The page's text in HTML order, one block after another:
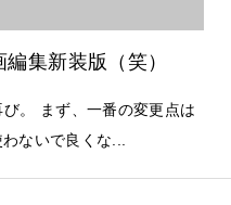
集新装版（笑）
。 まず、一番の変更点は
ないで良くな...